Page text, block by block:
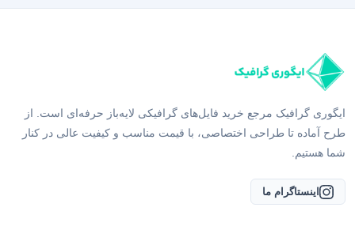
طرح آماده تا طراحی اختصاصی، با قیمت مناسب و کیفیت عالی در کنار
شما هستیم.
اینستاگرام ما